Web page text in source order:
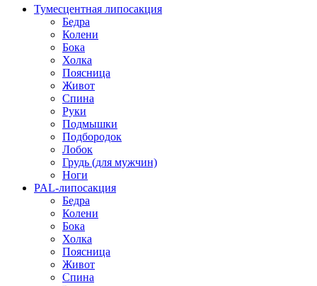
Тумесцентная липосакция
Бедра
Колени
Бока
Холка
Поясница
Живот
Спина
Руки
Подмышки
Подбородок
Лобок
Грудь (для мужчин)
Ноги
PAL-липосакция
Бедра
Колени
Бока
Холка
Поясница
Живот
Спина